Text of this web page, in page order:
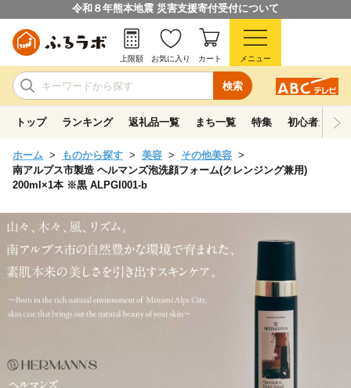
令和８年熊本地震 災害支援寄付受付について
検索
上限額 お気に入り カート メニュー
トップ ランキング 返礼品一覧 まち一覧 特集 初心者ガイド
ホーム ものから探す 美容
その他美容
南アルプス市製造 ヘルマンズ泡洗顔フォーム(クレンジング兼用)
200ml×1本 ※黒 ALPGI001-b